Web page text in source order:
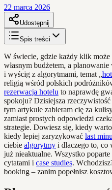
22 marca 2026
Udostępnij
Spis treści
W świecie, gdzie każdy klik może
własnym budżetem, a
i wyścig z algorytmami, temat „
religią wśród polskich
rezerwacja hotelu to naprawdę
spokoju? Dzisiejsza
tym artykule zabieram cię za
zamiast prostych odpowiedzi
strategie. Dowiesz się, kiedy
kiedy lepiej zaryzykować last
ciebie algorytmy i dlaczego to, co
już nieaktualne. Wszystko
cytatami i case studies.
booking – zanim popełnisz